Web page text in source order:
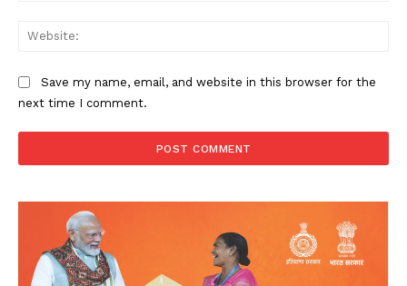
Save my name, email, and website in this browser for the
next time I comment.